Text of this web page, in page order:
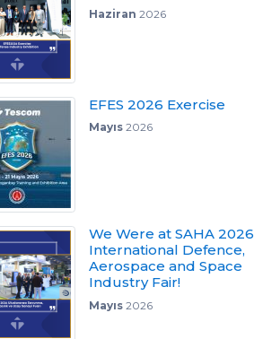
Haziran 2026
EFES 2026 Exercise
Mayıs2026
We Were at SAHA 2026
International Defence,
Aerospace and Space
Industry Fair!
Mayıs2026